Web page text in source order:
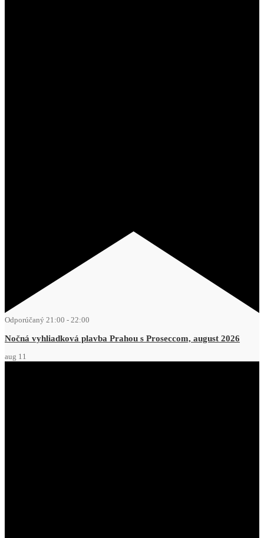
Odporúčaný 21:00 - 22:00
Nočná vyhliadková plavba Prahou s Proseccom, august 2026
aug 11